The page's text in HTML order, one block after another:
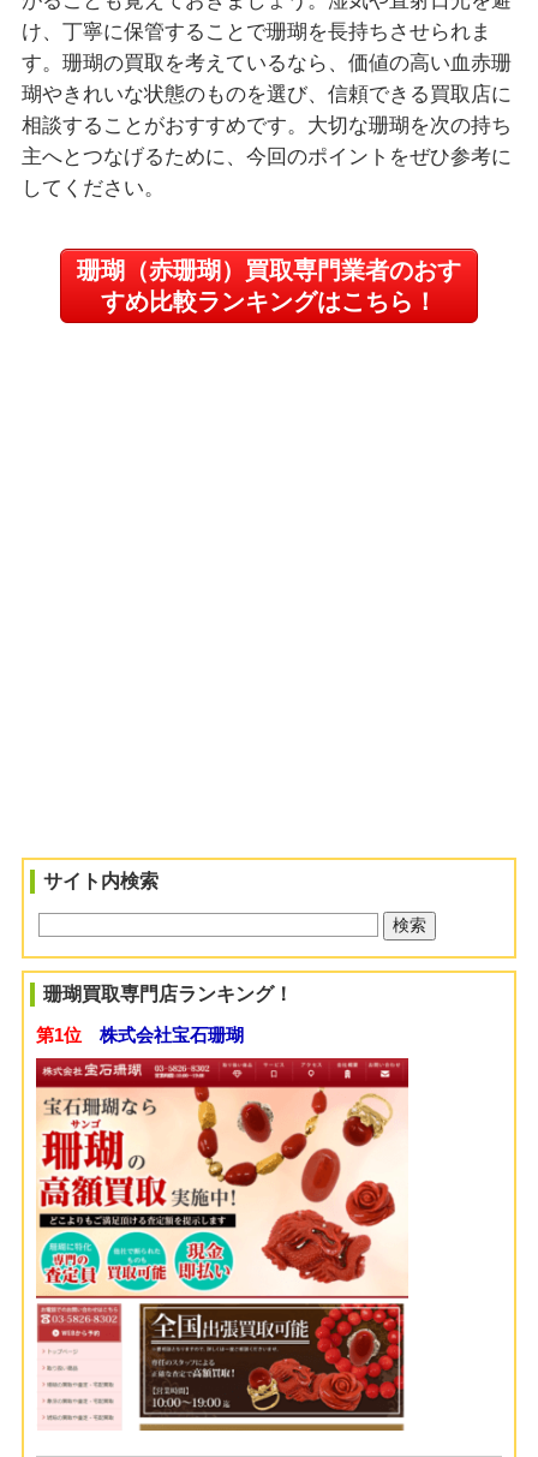
け、丁寧に保管することで珊瑚を長持ちさせられま
す。珊瑚の買取を考えているなら、価値の高い血赤珊
瑚やきれいな状態のものを選び、信頼できる買取店に
相談することがおすすめです。大切な珊瑚を次の持ち
主へとつなげるために、今回のポイントをぜひ参考に
してください。
珊瑚（赤珊瑚）買取専門業者のおす
すめ比較ランキングはこちら！
サイト内検索
珊瑚買取専門店ランキング！
第1位 株式会社宝石珊瑚